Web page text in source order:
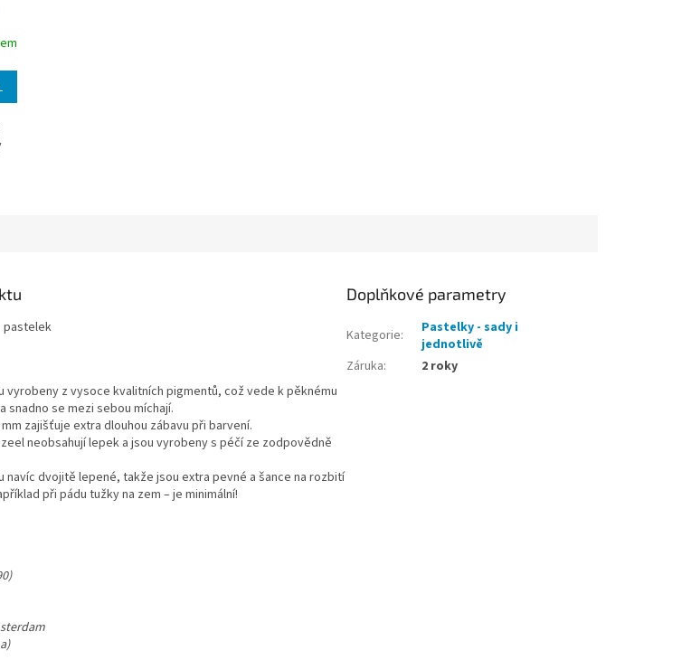
pastelek
vyrobeny z vysoce kvalitních pigmentů, což vede k pěknému
snadno se mezi sebou míchají.
zajišťuje extra dlouhou zábavu při barvení.
neobsahují lepek a jsou vyrobeny s péčí ze zodpovědně
navíc dvojitě lepené, takže jsou extra pevné a šance na rozbití
při pádu tužky na zem – je minimální!
Doplňkové parametry
Kategorie:
Pastelky - sady i
jednotlivě
Záruka: 2 roky